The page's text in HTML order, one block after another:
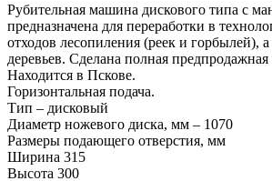
Рубительная машина дискового типа с
предназначена для переработки в
отходов лесопиления (реек и горбылей),
деревьев. Сделана полная предпродажная
Находится в Пскове.
Горизонтальная подача.
Тип – дисковый
Диаметр ножевого диска, мм – 1070
Размеры подающего отверстия, мм
Ширина 315
Высота 300